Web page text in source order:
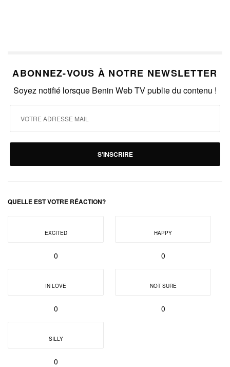
ABONNEZ-VOUS À NOTRE NEWSLETTER
Soyez notifié lorsque Benin Web TV publie du contenu !
S'INSCRIRE
QUELLE EST VOTRE RÉACTION?
EXCITED
0
HAPPY
0
IN LOVE
0
NOT SURE
0
SILLY
0